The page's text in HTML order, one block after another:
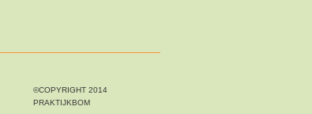
©COPYRIGHT 2014
PRAKTIJKBOM